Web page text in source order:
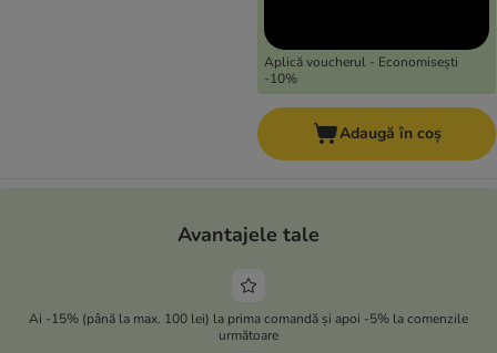
Aplică voucherul - Economisești
-10%
Adaugă în coș
Avantajele tale
Ai -15% (până la max. 100 lei) la prima comandă și apoi -5% la comenzile
următoare